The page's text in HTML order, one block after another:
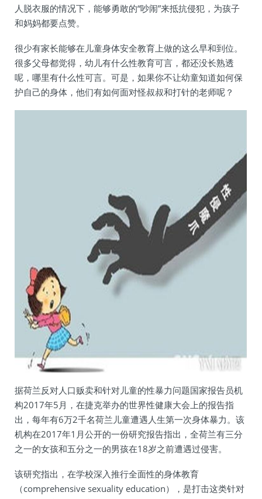
人脱衣服的情况下，能够勇敢的“吵闹”来抵抗侵犯，为孩子
和妈妈都要点赞。
很少有家长能够在儿童身体安全教育上做的这么早和到位。
很多父母都觉得，幼儿有什么性教育可言，都还没长熟透
呢，哪里有什么性可言。可是，如果你不让幼童知道如何保
护自己的身体，他们有如何面对怪叔叔和打针的老师呢？
据荷兰反对人口贩卖和针对儿童的性暴力问题国家报告员机
构2017年5月，在捷克举办的世界性健康大会上的报告指
出，每年有6万2千名荷兰儿童遭遇人生第一次身体暴力。该
机构在2017年1月公开的一份研究报告指出，全荷兰有三分
之一的女孩和五分之一的男孩在18岁之前遭遇过侵害。
该研究指出，在学校深入推行全面性的身体教育
（comprehensive sexuality education），是打击这类针对